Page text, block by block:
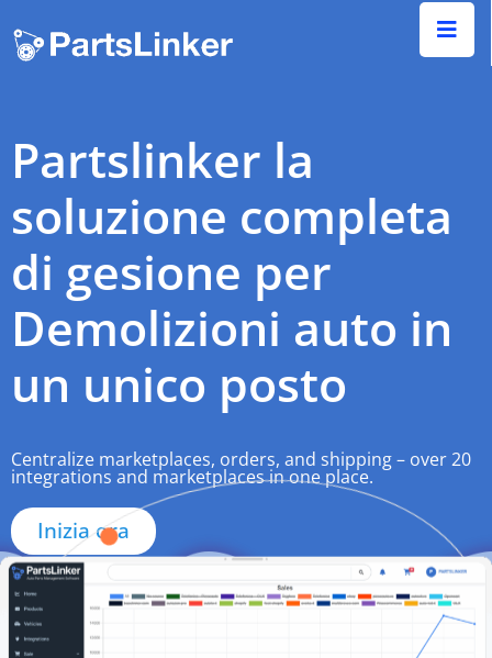
Partslinker la
soluzione completa
di gesione per
Demolizioni auto in
un unico posto
Centralize marketplaces, orders, and shipping – over 20
integrations and marketplaces in one place.
Inizia ora